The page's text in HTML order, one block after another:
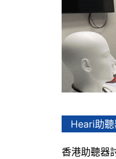
Heari助
香港助聽器